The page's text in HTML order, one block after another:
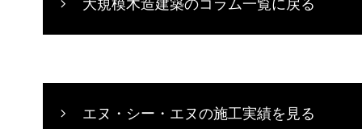
大規模木造建築のコラム一覧に戻る
エヌ・シー・エヌの施工実績を見る